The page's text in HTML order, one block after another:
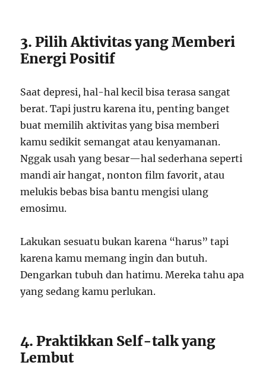
3. Pilih Aktivitas yang Memberi
Energi Positif
Saat depresi, hal-hal kecil bisa terasa sangat
berat. Tapi justru karena itu, penting banget
buat memilih aktivitas yang bisa memberi
kamu sedikit semangat atau kenyamanan.
Nggak usah yang besar—hal sederhana seperti
mandi air hangat, nonton film favorit, atau
melukis bebas bisa bantu mengisi ulang
emosimu.
Lakukan sesuatu bukan karena “harus” tapi
karena kamu memang ingin dan butuh.
Dengarkan tubuh dan hatimu. Mereka tahu apa
yang sedang kamu perlukan.
4. Praktikkan Self-talk yang
Lembut